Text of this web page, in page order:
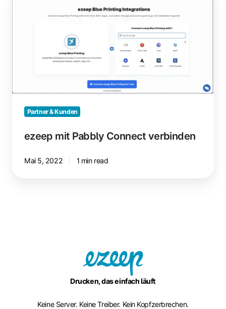
Partner & Kunden
ezeep mit Pabbly Connect verbinden
Mai 5, 2022 1 min read
Drucken, das einfach läuft
Keine Server. Keine Treiber. Kein Kopfzerbrechen.